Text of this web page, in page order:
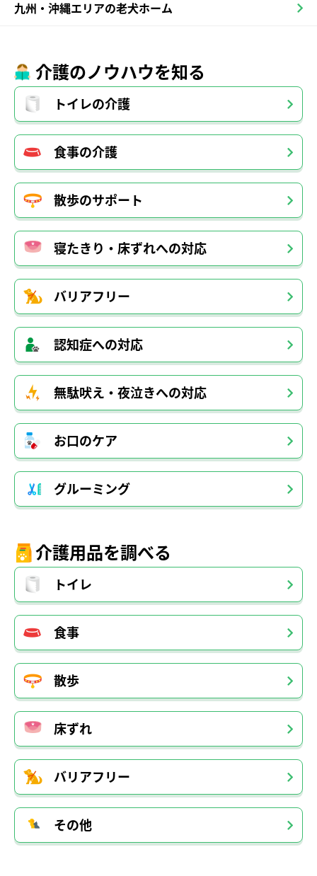
九州・沖縄エリアの老犬ホーム
介護のノウハウを知る
トイレの介護
食事の介護
散歩のサポート
寝たきり・床ずれへの対応
バリアフリー
認知症への対応
無駄吠え・夜泣きへの対応
お口のケア
グルーミング
介護用品を調べる
トイレ
食事
散歩
床ずれ
バリアフリー
その他